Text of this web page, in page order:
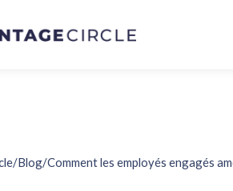
/Blog/Comment les employés engagés